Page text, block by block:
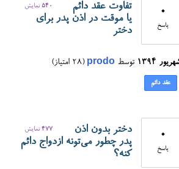
0
پاسخ
540 نمایش
تفاوت عقد دائم
یا موقت در اذن پدر برای
دختر
توسط prodo
(
28 امتیاز)
عقد دائم
0
پاسخ
477 نمایش
دختر بدون اذن
پدر چطور می‌تونه ازدواج دائم
کنه؟